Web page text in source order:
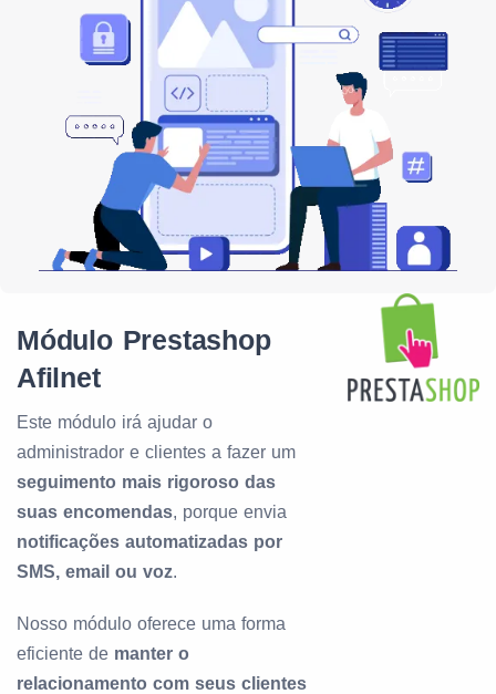
Módulo Prestashop
Afilnet
Este módulo irá ajudar o
administrador e clientes a fazer um
seguimento mais rigoroso das
suas encomendas, porque envia
notificações automatizadas por
SMS, email ou voz.
Nosso módulo oferece uma forma
eficiente de manter o
relacionamento com seus clientes